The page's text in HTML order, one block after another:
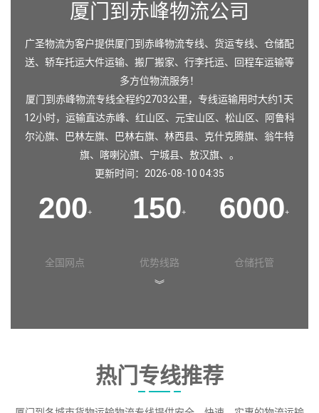
厦门到赤峰物流公司
广圣物流为客户提供厦门到赤峰物流专线、货运专线、仓储配
送、轿车托运大件运输、搬厂搬家、行李托运、回程车运输等
多方位物流服务！
厦门到赤峰物流专线全程约2703公里，专线运输用时大约1天
12小时，运输直达赤峰、 红山区、 元宝山区、 松山区、
阿鲁科
尔沁旗、 巴林左旗、 巴林右旗、 林西县、 克什克腾旗、 翁牛特
旗、 喀喇沁旗、 宁城县、 敖汉旗、。
更新时间：2026-08-10 04:35
200+
全国网点
150+
优势线路
6000+
仓储托管
︾
热门专线推荐